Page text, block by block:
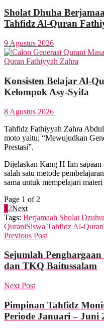
Sholat Dhuha
Tahfidz Al-Quran
9 Agustus 2026
Konsisten Belajar Al-
Kelompok Asy-Syifa
8 Agustus 2026
Tahfidz Fathiyyah Zahra
moto yaitu; “Mewujudkan
Prestasi”.
Dijelaskan Kang H Iim sapaan
salah satu metode
sama untuk mempelajari
Page 1 of 2
1 2Next
Tags: Berjamaah Sholat
QuraniSiswa Tahfidz Al-Quran
Previous Post
Sejumlah
dan TKQ Baitussalam
Next Post
Pimpinan Tahfidz
Periode Januari – Juni